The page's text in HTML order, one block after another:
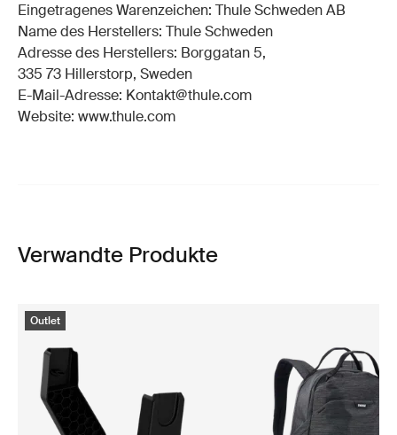
Eingetragenes Warenzeichen: Thule Schweden AB
Name des Herstellers: Thule Schweden
Adresse des Herstellers: Borggatan 5,
335 73 Hillerstorp, Sweden
E-Mail-Adresse: Kontakt@thule.com
Website: www.thule.com
Verwandte Produkte
Outlet